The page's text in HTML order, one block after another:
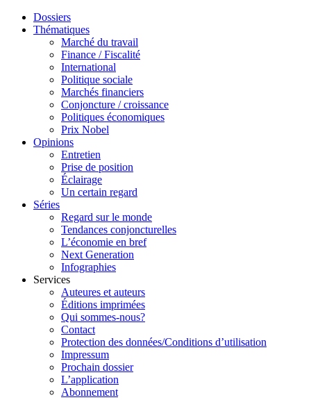
Dossiers
Thématiques
Marché du travail
Finance / Fiscalité
International
Politique sociale
Marchés financiers
Conjoncture / croissance
Politiques économiques
Prix Nobel
Opinions
Entretien
Prise de position
Éclairage
Un certain regard
Séries
Regard sur le monde
Tendances conjoncturelles
L’économie en bref
Next Generation
Infographies
Services
Auteures et auteurs
Éditions imprimées
Qui sommes-nous?
Contact
Protection des données/Conditions d’utilisation
Impressum
Prochain dossier
L’application
Abonnement